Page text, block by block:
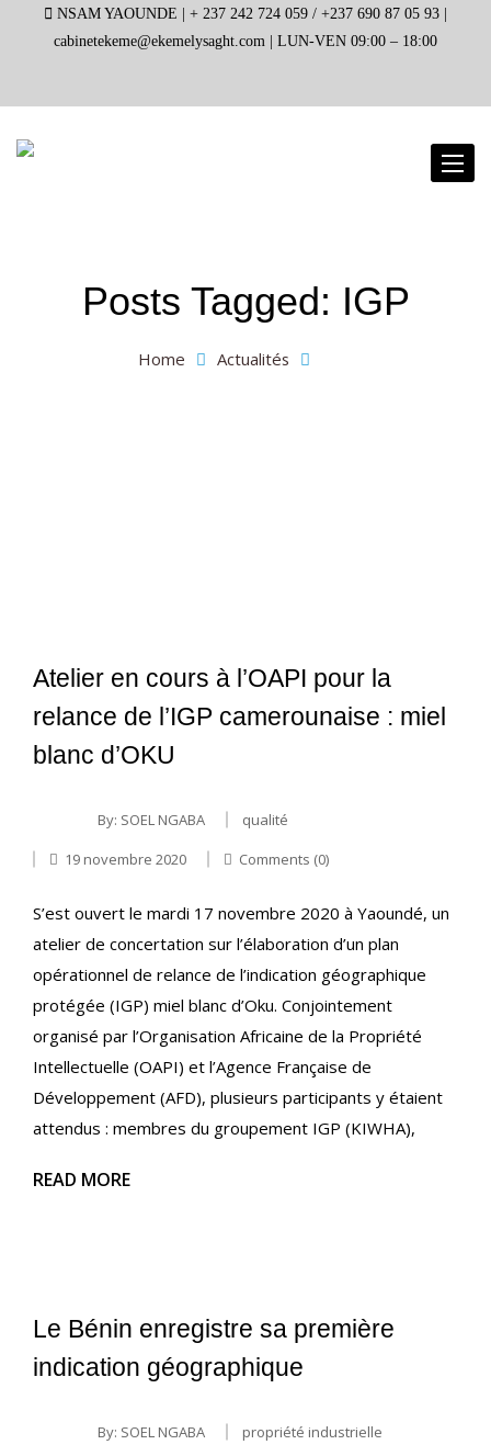
NSAM YAOUNDE | + 237 242 724 059 / +237 690 87 05 93 |
cabinetekeme@ekemelysaght.com | LUN-VEN 09:00 – 18:00
Posts Tagged: IGP
Home Actualités
Atelier en cours à l’OAPI pour la
relance de l’IGP camerounaise : miel
blanc d’OKU
By: SOEL NGABA
qualité
19 novembre 2020
Comments (0)
S’est ouvert le mardi 17 novembre 2020 à Yaoundé, un
atelier de concertation sur l’élaboration d’un plan
opérationnel de relance de l’indication géographique
protégée (IGP) miel blanc d’Oku. Conjointement
organisé par l’Organisation Africaine de la Propriété
Intellectuelle (OAPI) et l’Agence Française de
Développement (AFD), plusieurs participants y étaient
attendus : membres du groupement IGP (KIWHA),
READ MORE
Le Bénin enregistre sa première
indication géographique
By: SOEL NGABA
propriété industrielle